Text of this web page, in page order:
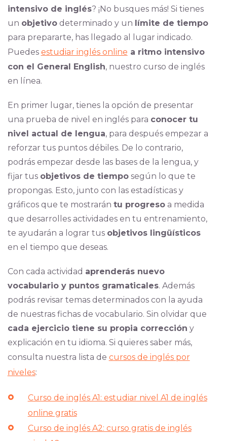
intensivo de inglés? ¡No busques más! Si tienes
un objetivodeterminado y un límite de tiempo
para prepararte, has llegado al lugar indicado.
Puedes estudiar inglés online a ritmo intensivo
con el General English, nuestro curso de inglés
en línea.
En primer lugar, tienes la opción de presentar
una prueba de nivel en inglés para conocer tu
nivel actual de lengua, para después empezar a
reforzar tus puntos débiles. De lo contrario,
podrás empezar desde las bases de la lengua, y
fijar tus objetivos de tiemposegún lo que te
propongas. Esto, junto con las estadísticas y
gráficos que te mostrarán tu progresoa medida
que desarrolles actividades en tu entrenamiento,
te ayudarán a lograr tus objetivos lingüísticos
en el tiempo que deseas.
Con cada actividad aprenderás nuevo
vocabulario y puntos gramaticales. Además
podrás revisar temas determinados con la ayuda
de nuestras fichas de vocabulario. Sin olvidar que
cada ejercicio tiene su propia corrección y
explicación en tu idioma. Si quieres saber más,
consulta nuestra lista de cursos de inglés por
niveles:
Curso de inglés A1: estudiar nivel A1 de inglés
online gratis
Curso de inglés A2: curso gratis de inglés